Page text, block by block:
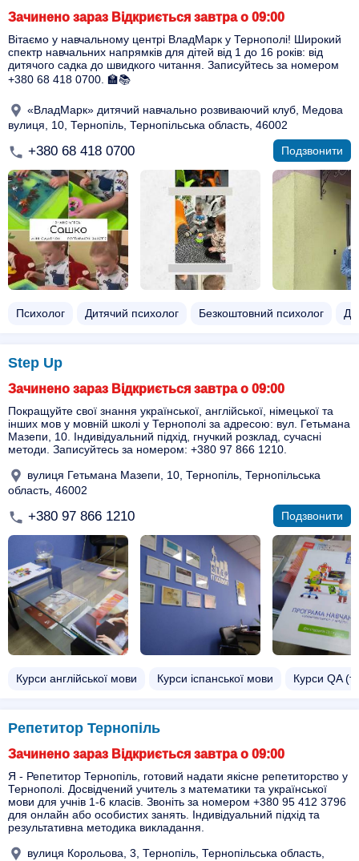
Зачинено зараз Відкриється завтра о 09:00
Вітаємо у навчальному центрі ВладМарк у Тернополі! Широкий
спектр навчальних напрямків для дітей від 1 до 16 років: від
дитячого садка до швидкого читання. Записуйтесь за номером
+380 68 418 0700. 🏫📚
«ВладМарк» дитячий навчально розвиваючий клуб, Медова
вулиця, 10, Тернопіль, Тернопільська область, 46002
+380 68 418 0700 Подзвонити
Психолог Дитячий психолог Безкоштовний психолог
Step Up
Зачинено зараз Відкриється завтра о 09:00
Покращуйте свої знання української, англійської, німецької та
інших мов у мовній школі у Тернополі за адресою: вул. Гетьмана
Мазепи, 10. Індивідуальний підхід, гнучкий розклад, сучасні
методи. Записуйтесь за номером: +380 97 866 1210.
вулиця Гетьмана Мазепи, 10, Тернопіль, Тернопільська
область, 46002
+380 97 866 1210 Подзвонити
Курси англійської мови Курси іспанської мови Курси QA
Репетитор Тернопіль
Зачинено зараз Відкриється завтра о 09:00
Я - Репетитор Тернопіль, готовий надати якісне репетиторство у
Тернополі. Досвідчений учитель з математики та української
мови для учнів 1-6 класів. Звоніть за номером +380 95 412 3796
для онлайн або особистих занять. Індивідуальний підхід та
результативна методика викладання.
вулиця Корольова, 3, Тернопіль, Тернопільська область,